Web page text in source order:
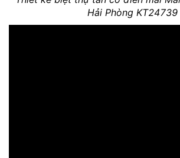
Hải Phòng KT24739